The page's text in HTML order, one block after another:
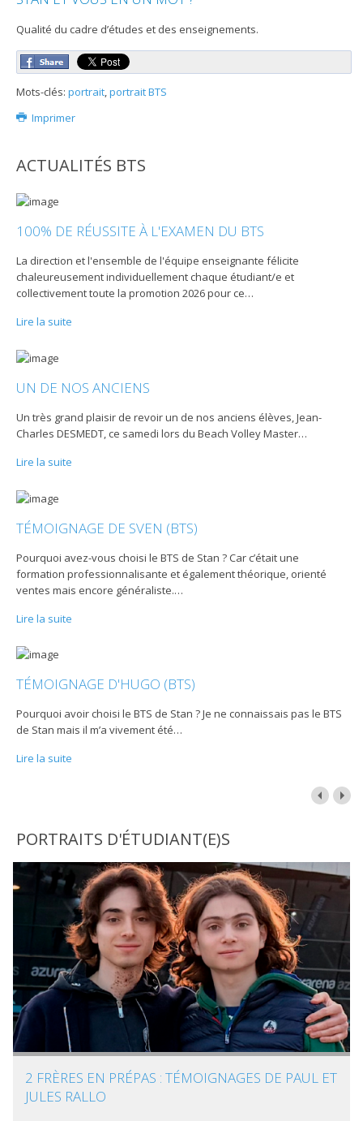
Qualité du cadre d’études et des enseignements.
Mots-clés: portrait,portrait BTS
Imprimer
ACTUALITÉS BTS
100% DE RÉUSSITE À L'EXAMEN DU BTS
La direction et l'ensemble de l'équipe enseignante félicite
chaleureusement individuellement chaque étudiant/e et
collectivement toute la promotion 2026 pour ce…
Lire la suite
UN DE NOS ANCIENS
Un très grand plaisir de revoir un de nos anciens élèves, Jean-
Charles DESMEDT, ce samedi lors du Beach Volley Master…
Lire la suite
TÉMOIGNAGE DE SVEN (BTS)
Pourquoi avez-vous choisi le BTS de Stan ? Car c’était une
formation professionnalisante et également théorique, orienté
ventes mais encore généraliste.…
Lire la suite
TÉMOIGNAGE D'HUGO (BTS)
Pourquoi avoir choisi le BTS de Stan ? Je ne connaissais pas le BTS
de Stan mais il m’a vivement été…
Lire la suite
PORTRAITS D'ÉTUDIANT(E)S
2 FRÈRES EN PRÉPAS : TÉMOIGNAGES DE PAUL ET
JULES RALLO